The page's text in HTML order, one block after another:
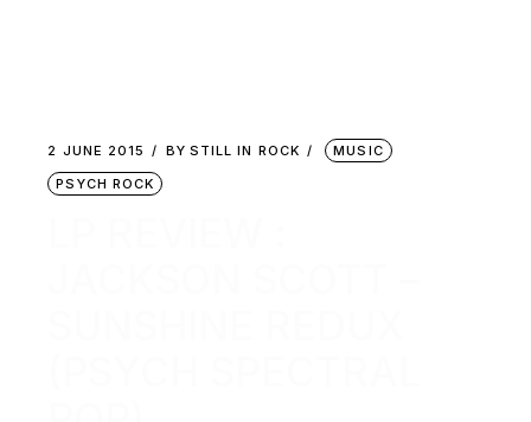
2 JUNE 2015 BY STILL IN ROCK
MUSIC
PSYCH ROCK